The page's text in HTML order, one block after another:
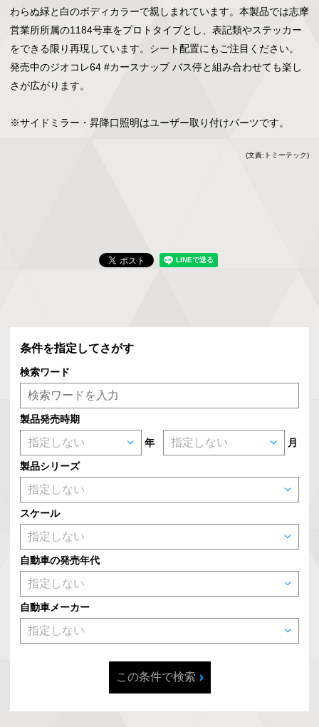
わらぬ緑と白のボディカラーで親しまれています。本製品では志摩
営業所所属の1184号車をプロトタイプとし、表記類やステッカー
をできる限り再現しています。シート配置にもご注目ください。
発売中のジオコレ64 #カースナップ バス停と組み合わせても楽し
さが広がります。
※サイドミラー・昇降口照明はユーザー取り付けパーツです。
(文責:トミーテック)
条件を指定してさがす
検索ワード
製品発売時期
年 月
製品シリーズ
スケール
自動車の発売年代
自動車メーカー
この条件で検索